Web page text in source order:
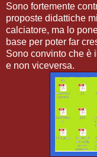
Sono fortemente
proposte didattiche
calciatore, ma lo
base per poter far
Sono convinto che è
e non viceversa.